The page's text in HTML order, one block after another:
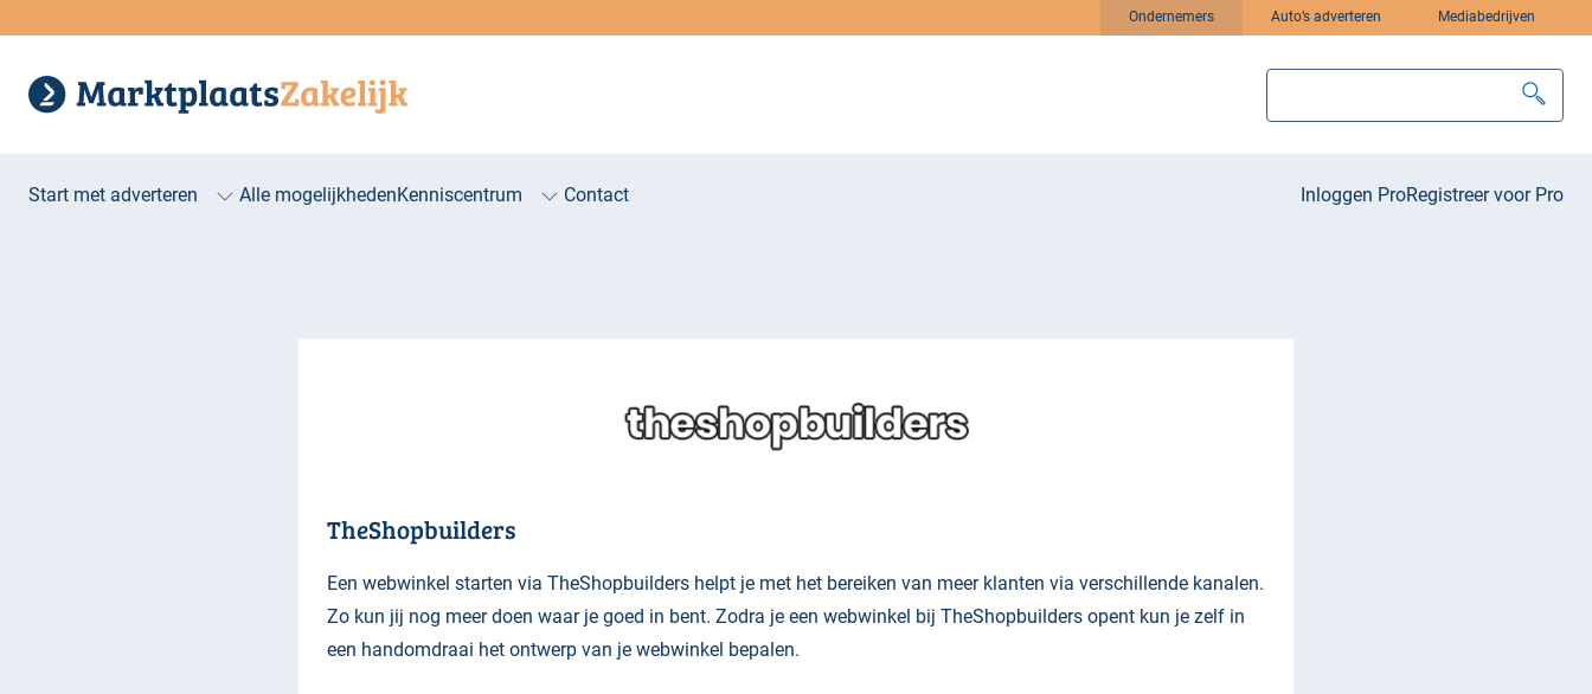
Ondernemers Auto’s adverteren Mediabedrijven
Start met adverteren Alle mogelijkhedenKenniscentrum Contact Inloggen ProRegistreer voor Pro
TheShopbuilders
Een webwinkel starten via TheShopbuilders helpt je met het bereiken van meer klanten via verschillende kanalen.
Zo kun jij nog meer doen waar je goed in bent. Zodra je een webwinkel bij TheShopbuilders opent kun je zelf in
een handomdraai het ontwerp van je webwinkel bepalen.